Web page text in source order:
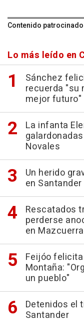
Contenido patrocinado
Lo más leído en
Sánchez
recuerda "su
mejor futuro"
La infanta
Novales
Un herido
en Santander
Rescatados
perderse
en
Feijóo
Montaña:
un pueblo"
Detenidos el
Santander